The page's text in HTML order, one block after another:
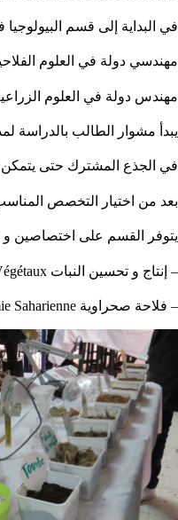
في البداية إلى قسم
مهندسي دولة في العلوم
مهندس دولة في العلوم
يبدأ مشوار الطالب بالدراسة
في الجذع المشترك حتى يتمكن
بعد من اختيار التخصص
يتوفر القسم على اختصاصين و
– إنتاج و تحسين النبات Production et Amélioration des Végétaux
– فلاحة صحراوية Agronomie Saharienne